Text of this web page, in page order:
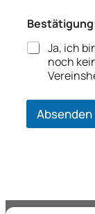
Bestätigung
Ja, ich
noch
Absenden